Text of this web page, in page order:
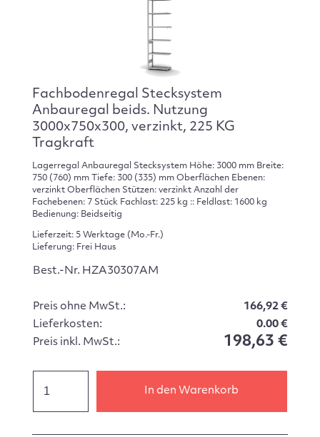
Fachbodenregal Stecksystem
Anbauregal beids. Nutzung
3000x750x300, verzinkt, 225 KG
Tragkraft
Lagerregal Anbauregal Stecksystem Höhe: 3000 mm Breite:
750 (760) mm Tiefe: 300 (335) mm Oberflächen Ebenen:
verzinkt Oberflächen Stützen: verzinkt Anzahl der
Fachebenen: 7 Stück Fachlast: 225 kg :: Feldlast: 1600 kg
Bedienung: Beidseitig
Lieferzeit: 5 Werktage (Mo.-Fr.)
Lieferung: Frei Haus
Best.-Nr. HZA30307AM
Preis ohne MwSt.:
166,92 €
Lieferkosten:
0.00 €
Preis inkl. MwSt.:
198,63 €
In den Warenkorb